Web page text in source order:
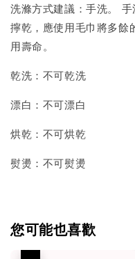
洗滌方式建議：手洗。
擰乾，應使用毛巾將多餘
用壽命。
乾洗：不可乾洗
漂白：不可漂白
烘乾：不可烘乾
熨燙：不可熨燙
您可能也喜歡